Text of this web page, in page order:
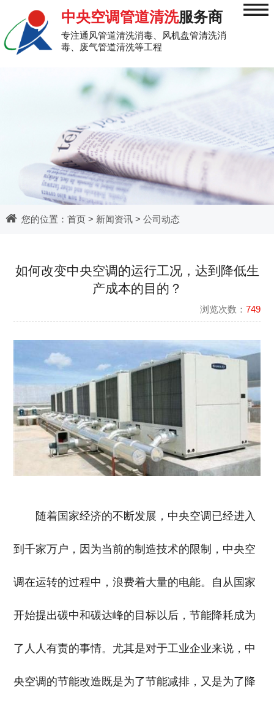
中央空调管道清洗服务商
专注通风管道清洗消毒、风机盘管清洗消
毒、废气管道清洗等工程
≡
您的位置： 首页> 新闻资讯 > 公司动态
如何改变中央空调的运行工况，达到降低生
产成本的目的？
浏览次数： 749
随着国家经济的不断发展，中央空调已经进入
到千家万户，因为当前的制造技术的限制，中央空
调在运转的过程中，浪费着大量的电能。自从国家
开始提出碳中和碳达峰的目标以后，节能降耗成为
了人人有责的事情。尤其是对于工业企业来说，中
央空调的节能改造既是为了节能减排，又是为了降